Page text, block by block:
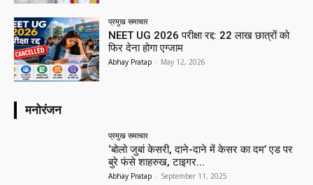
प्रमुख समाचार‎
NEET UG 2026 परीक्षा रद्द: 22 लाख छात्रों को
फिर देना होगा एग्जाम
Abhay Pratap - May 12, 2026
मनोरंजन
प्रमुख समाचार‎
‘बोलो जुबां केसरी, दाने-दाने में केसर का दम’ एड पर
बुरे फंसे शाहरुख, टाइगर...
Abhay Pratap - September 11, 2025